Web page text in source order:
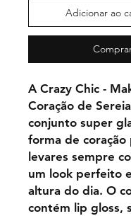
Adicionar ao
A Crazy Chic -
Coração de
conjunto super
forma de coração
levares sempre
um look perfeito
altura do dia. O
contém lip gloss,